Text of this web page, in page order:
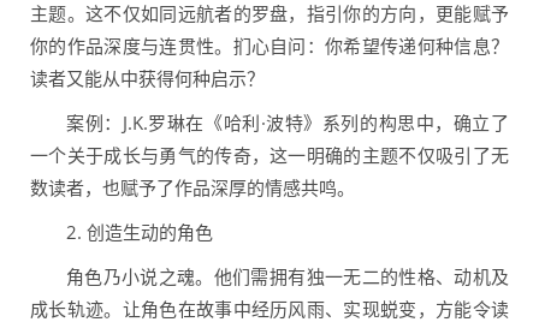
主题。这不仅如同远航者的罗盘，指引你的方向，更能赋予
你的作品深度与连贯性。扪心自问：你希望传递何种信息？
读者又能从中获得何种启示？
案例：J.K.罗琳在《哈利·波特》系列的构思中，确立了
一个关于成长与勇气的传奇，这一明确的主题不仅吸引了无
数读者，也赋予了作品深厚的情感共鸣。
2. 创造生动的角色
角色乃小说之魂。他们需拥有独一无二的性格、动机及
成长轨迹。让角色在故事中经历风雨、实现蜕变，方能令读